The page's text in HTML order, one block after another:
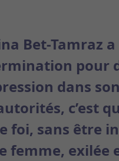
Bet-Tamraz
pour
dans
c’est
foi, sans être
femme, exilée